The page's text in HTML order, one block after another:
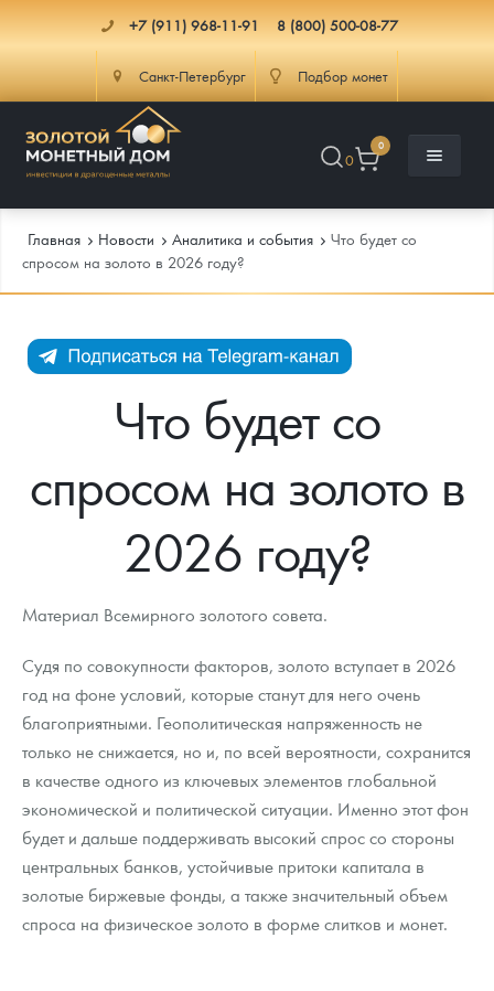
+7 (911) 968-11-91 8 (800) 500-08-77
Санкт-Петербург Подбор монет
0
0
Каталог Монет
Инвестиционные монеты
Памятные монеты России и СССР
Монеты Царской России
Монеты стран мира после 1950г
Георгий Победоносец
Золотой червонец Сеятель
Золотые слитки
Аксессуары
Гарри Поттер
Год Лошади
Флот: ледоколы и корабли
Жетоны "Необыкновенные обитатели глубин"
Инфо
Как сделать заказ
Выкуп монет
Вопрос - ответ
Памятка для работы с монетами из драгметаллов
Условия возврата
Монеты
Политика конфиденциальности
Политика использования Cookies
Распродажа монет и жетонов
Аналитика и события
Итоги 2025 года. Прогноз курсов золота, серебра, платины на
2026 год
Cтатьи
Георгий Победоносец - динамика цен
Курс золота и серебра
Лом выкуп
Скупка слитков
Контакты
О нас
Наши преимущества
Письмо директору
Пресс-служба
Главная Новости Аналитика и события
Что будет со
спросом на золото в 2026 году?
Что будет со
спросом на золото в
2026 году?
Материал Всемирного золотого совета.
Судя по совокупности факторов, золото вступает в 2026
год на фоне условий, которые станут для него очень
благоприятными. Геополитическая напряженность не
только не снижается, но и, по всей вероятности, сохранится
в качестве одного из ключевых элементов глобальной
экономической и политической ситуации. Именно этот фон
будет и дальше поддерживать высокий спрос со стороны
центральных банков, устойчивые притоки капитала в
золотые биржевые фонды, а также значительный объем
спроса на физическое золото в форме слитков и монет.